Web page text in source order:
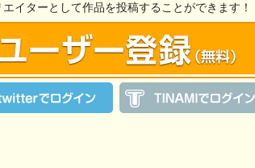
エイターとして作品を投稿することができます！